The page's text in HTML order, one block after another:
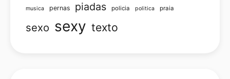
musica pernas piadas policia politica praia
sexo sexy texto